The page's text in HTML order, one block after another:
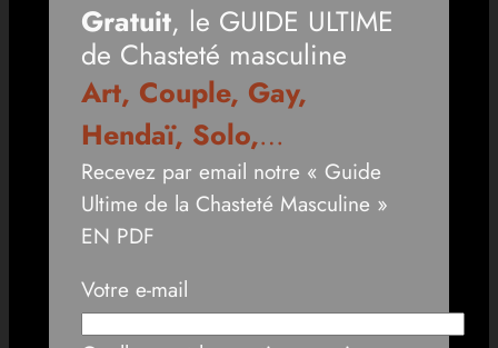
Gratuit, le GUIDE ULTIME
de Chasteté masculine
Art, Couple, Gay,
Hendaï, Solo,…
Recevez par email notre « Guide
Ultime de la Chasteté Masculine »
EN PDF
Votre e-mail